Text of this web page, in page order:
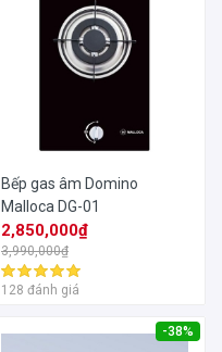
Bếp gas âm Domino
Malloca DG-01
2,850,000₫
3,990,000₫
128 đánh giá
-38%